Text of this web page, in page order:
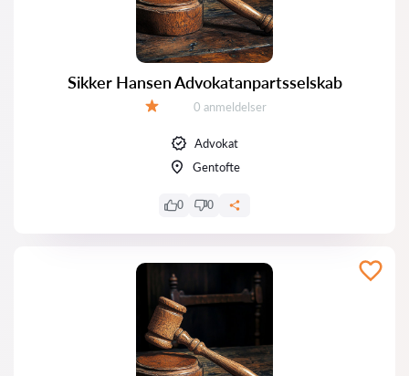
Sikker Hansen Advokatanpartsselskab
Anmeldelser:
0 anmeldelser
Advokat
Gentofte
0 0